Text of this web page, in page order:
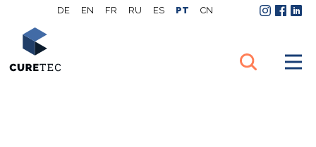
DE EN FR RU ES PT CN